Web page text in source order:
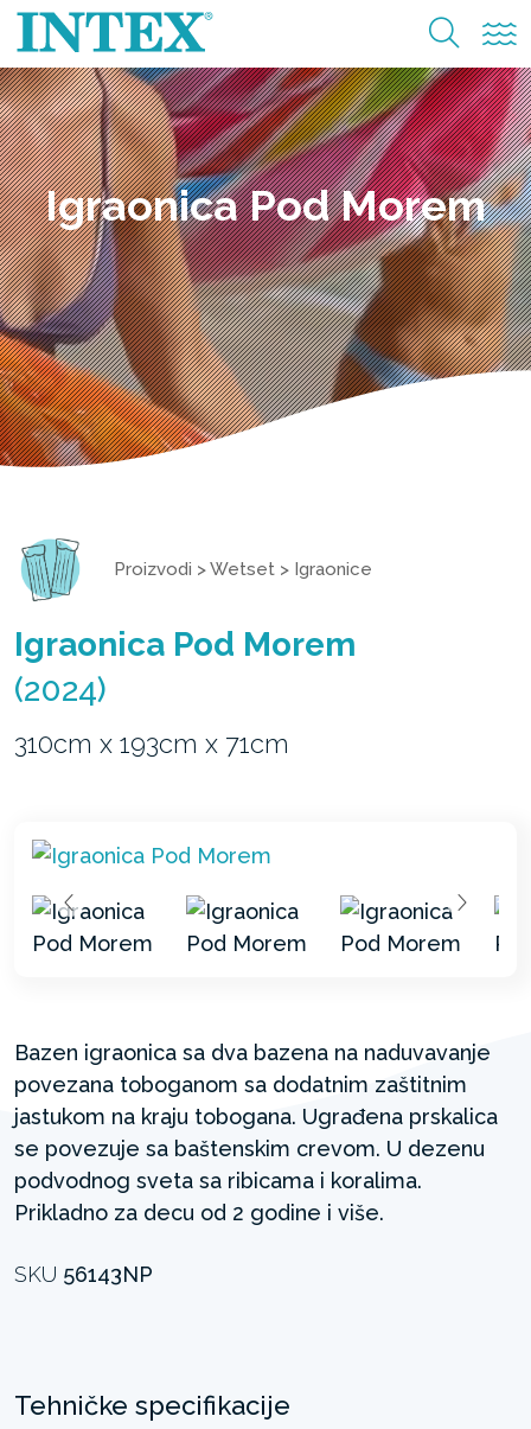
Igraonica Pod Morem
Proizvodi >Wetset > Igraonice
Igraonica Pod Morem
(2024)
310cm x 193cm x 71cm
Bazen igraonica sa dva bazena na naduvavanje
povezana toboganom sa dodatnim zaštitnim
jastukom na kraju tobogana. Ugrađena prskalica
se povezuje sa baštenskim crevom. U dezenu
podvodnog sveta sa ribicama i koralima.
Prikladno za decu od 2 godine i više.
SKU 56143NP
Tehničke specifikacije